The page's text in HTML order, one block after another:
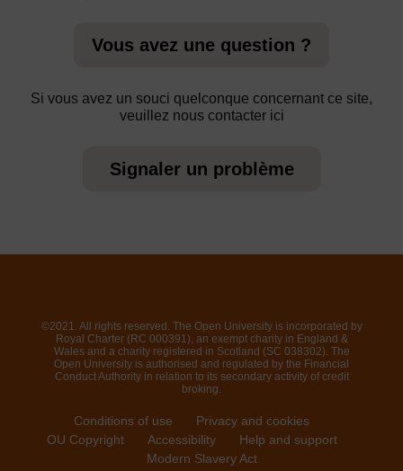
Vous avez une question ?
Si vous avez un souci quelconque concernant ce site,
veuillez nous contacter ici
Signaler un problème
©2021. All rights reserved. The Open University is incorporated by
Royal Charter (RC 000391), an exempt charity in England &
Wales and a charity registered in Scotland (SC 038302). The
Open University is authorised and regulated by the Financial
Conduct Authority in relation to its secondary activity of credit
broking.
Conditions of use
Privacy and cookies
OU Copyright
Accessibility
Help and support
Modern Slavery Act